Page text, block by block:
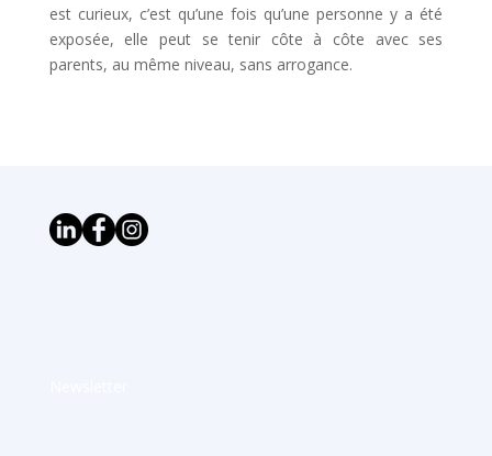
est curieux, c’est qu’une fois qu’une personne y a été
exposée, elle peut se tenir côte à côte avec ses
parents, au même niveau, sans arrogance.